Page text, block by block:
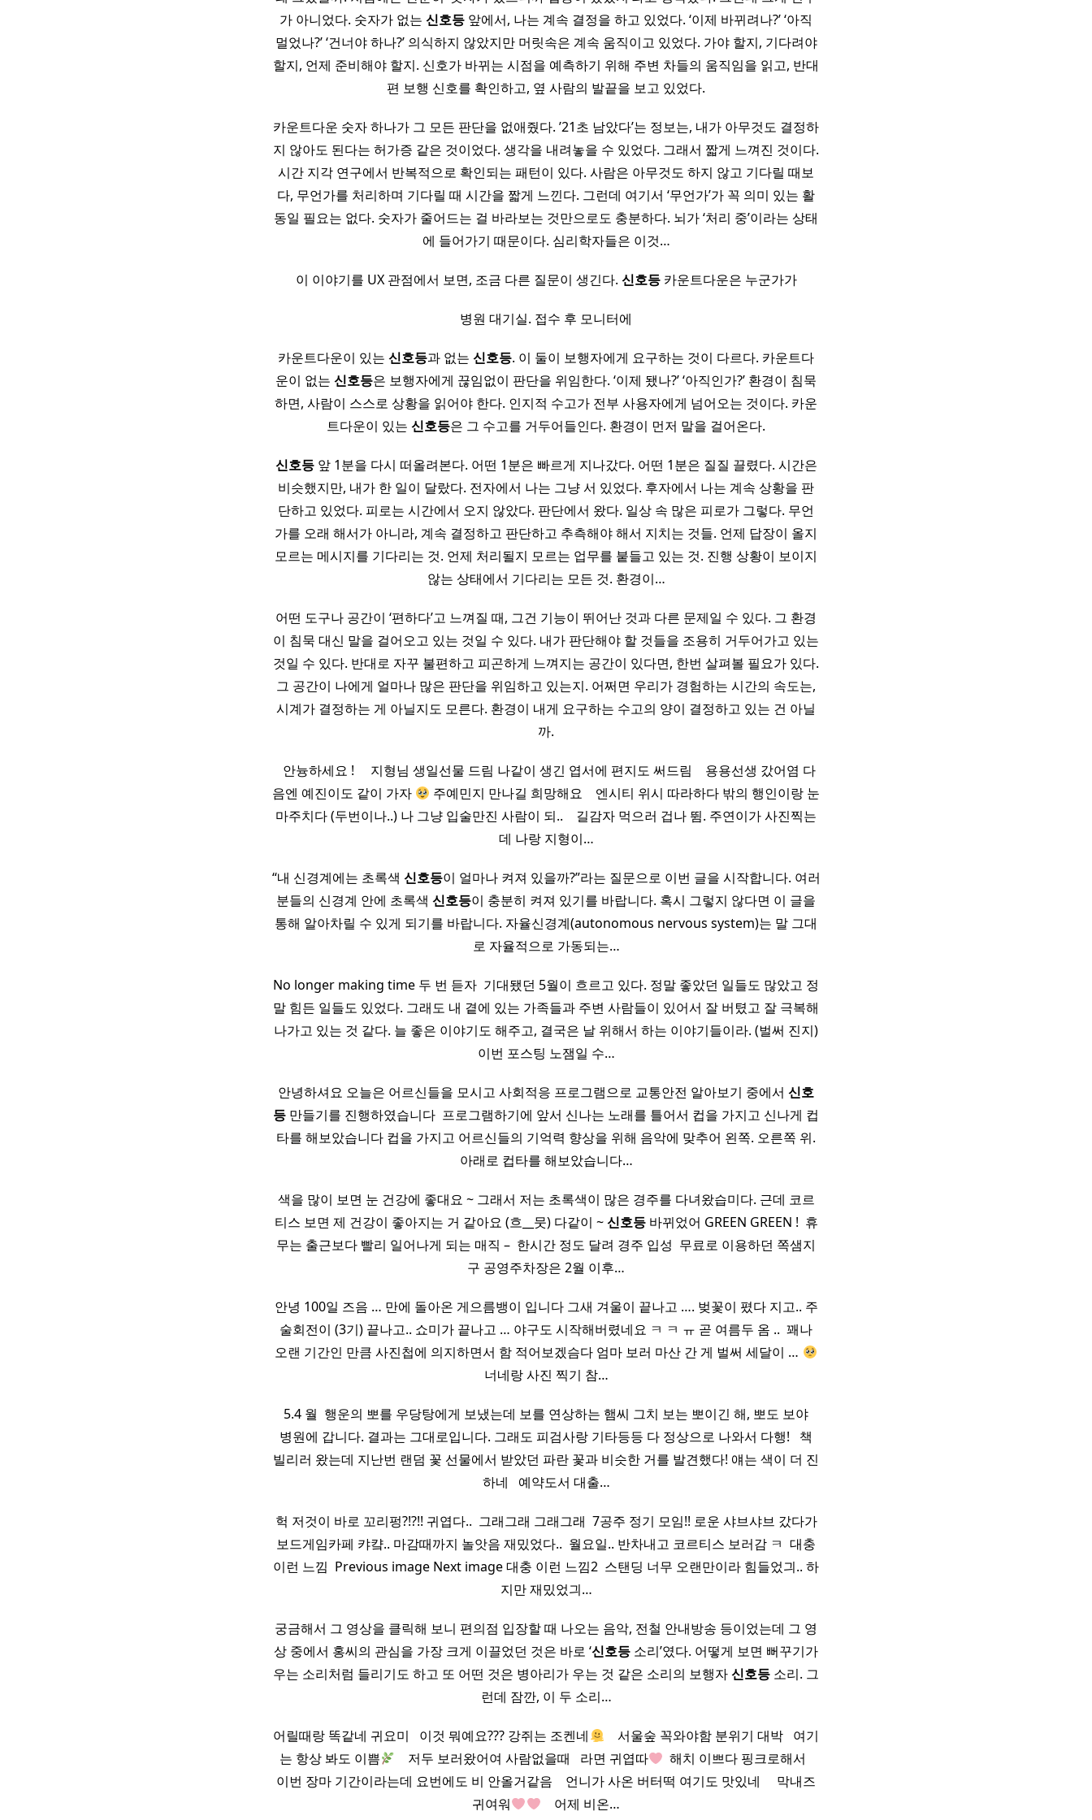
가 아니었다. 숫자가 없는 신호등 앞에서, 나는 계속 결정을 하고 있었다. ‘이제 바뀌려나?’ ‘아직
멀었나?’ ‘건너야 하나?’ 의식하지 않았지만 머릿속은 계속 움직이고 있었다. 가야 할지, 기다려야
할지, 언제 준비해야 할지. 신호가 바뀌는 시점을 예측하기 위해 주변 차들의 움직임을 읽고, 반대
편 보행 신호를 확인하고, 옆 사람의 발끝을 보고 있었다.
카운트다운 숫자 하나가 그 모든 판단을 없애줬다. ’21초 남았다’는 정보는, 내가 아무것도 결정하
지 않아도 된다는 허가증 같은 것이었다. 생각을 내려놓을 수 있었다. 그래서 짧게 느껴진 것이다.
시간 지각 연구에서 반복적으로 확인되는 패턴이 있다. 사람은 아무것도 하지 않고 기다릴 때보
다, 무언가를 처리하며 기다릴 때 시간을 짧게 느낀다. 그런데 여기서 ‘무언가’가 꼭 의미 있는 활
동일 필요는 없다. 숫자가 줄어드는 걸 바라보는 것만으로도 충분하다. 뇌가 ‘처리 중’이라는 상태
에 들어가기 때문이다. 심리학자들은 이것…
이 이야기를 UX 관점에서 보면, 조금 다른 질문이 생긴다. 신호등카운트다운은 누군가가
병원 대기실. 접수 후 모니터에
카운트다운이 있는 신호등과 없는 신호등. 이 둘이 보행자에게 요구하는 것이 다르다. 카운트다
운이 없는 신호등은 보행자에게 끊임없이 판단을 위임한다. ‘이제 됐나?’ ‘아직인가?’ 환경이 침묵
하면, 사람이 스스로 상황을 읽어야 한다. 인지적 수고가 전부 사용자에게 넘어오는 것이다. 카운
트다운이 있는 신호등은 그 수고를 거두어들인다. 환경이 먼저 말을 걸어온다.
신호등앞 1분을 다시 떠올려본다. 어떤 1분은 빠르게 지나갔다. 어떤 1분은 질질 끌렸다. 시간은
비슷했지만, 내가 한 일이 달랐다. 전자에서 나는 그냥 서 있었다. 후자에서 나는 계속 상황을 판
단하고 있었다. 피로는 시간에서 오지 않았다. 판단에서 왔다. 일상 속 많은 피로가 그렇다. 무언
가를 오래 해서가 아니라, 계속 결정하고 판단하고 추측해야 해서 지치는 것들. 언제 답장이 올지
모르는 메시지를 기다리는 것. 언제 처리될지 모르는 업무를 붙들고 있는 것. 진행 상황이 보이지
않는 상태에서 기다리는 모든 것. 환경이…
어떤 도구나 공간이 ‘편하다’고 느껴질 때, 그건 기능이 뛰어난 것과 다른 문제일 수 있다. 그 환경
이 침묵 대신 말을 걸어오고 있는 것일 수 있다. 내가 판단해야 할 것들을 조용히 거두어가고 있는
것일 수 있다. 반대로 자꾸 불편하고 피곤하게 느껴지는 공간이 있다면, 한번 살펴볼 필요가 있다.
그 공간이 나에게 얼마나 많은 판단을 위임하고 있는지. 어쩌면 우리가 경험하는 시간의 속도는,
시계가 결정하는 게 아닐지도 모른다. 환경이 내게 요구하는 수고의 양이 결정하고 있는 건 아닐
까.
​ ​ 안늉하세요 ! ​ ​ ​ ​ 지형님 생일선물 드림 나같이 생긴 엽서에 편지도 써드림 ​ ​ ​ 용용선생 갔어염 다
음엔 예진이도 같이 가자
주예민지 만나길 희망해요 ​ ​ ​ 엔시티 위시 따라하다 밖의 행인이랑 눈
마주치다 (두번이나..) 나 그냥 입술만진 사람이 되.. ​ ​ ​ 길감자 먹으러 겁나 뜀. 주연이가 사진찍는
데 나랑 지형이…
“내 신경계에는 초록색 신호등이 얼마나 켜져 있을까?”라는 질문으로 이번 글을 시작합니다. 여러
분들의 신경계 안에 초록색 신호등이 충분히 켜져 있기를 바랍니다. 혹시 그렇지 않다면 이 글을
통해 알아차릴 수 있게 되기를 바랍니다. 자율신경계(autonomous nervous system)는 말 그대
로 자율적으로 가동되는…
No longer making time 두 번 듣자 ​ 기대됐던 5월이 흐르고 있다. 정말 좋았던 일들도 많았고 정
말 힘든 일들도 있었다. 그래도 내 곁에 있는 가족들과 주변 사람들이 있어서 잘 버텼고 잘 극복해
나가고 있는 것 같다. 늘 좋은 이야기도 해주고, 결국은 날 위해서 하는 이야기들이라. (벌써 진지)
이번 포스팅 노잼일 수…
안녕하셔요 오늘은 어르신들을 모시고 사회적응 프로그램으로 교통안전 알아보기 중에서 신호
등 만들기를 진행하였습니다 ​ 프로그램하기에 앞서 신나는 노래를 틀어서 컵을 가지고 신나게 컵
타를 해보았습니다 컵을 가지고 어르신들의 기억력 향상을 위해 음악에 맞추어 왼쪽. 오른쪽 위.
아래로 컵타를 해보았습니다…
색을 많이 보면 눈 건강에 좋대요 ~ 그래서 저는 초록색이 많은 경주를 다녀왔습미다. 근데 코르
티스 보면 제 건강이 좋아지는 거 같아요 (흐__뭇) 다같이 ~신호등바뀌었어 GREEN GREEN ! ​ 휴
무는 출근보다 빨리 일어나게 되는 매직 – ​ 한시간 정도 달려 경주 입성 ​ 무료로 이용하던 쪽샘지
구 공영주차장은 2월 이후…
안녕 100일 즈음 … 만에 돌아온 게으름뱅이 입니다 그새 겨울이 끝나고 …. 벚꽃이 폈다 지고.. 주
술회전이 (3기) 끝나고.. 쇼미가 끝나고 … 야구도 시작해버렸네요 ㅋ ㅋ ㅠ 곧 여름두 옴 .. ​ 꽤나
오랜 기간인 만큼 사진첩에 의지하면서 함 적어보겠슴다 엄마 보러 마산 간 게 벌써 세달이 …
너네랑 사진 찍기 참…
​ ​ 5.4 월 ​ 행운의 뽀를 우당탕에게 보냈는데 보를 연상하는 햄씨 그치 보는 뽀이긴 해, 뽀도 보야 ​ ​
병원에 갑니다. 결과는 그대로입니다. 그래도 피검사랑 기타등등 다 정상으로 나와서 다행! ​ ​ 책
빌리러 왔는데 지난번 랜덤 꽃 선물에서 받았던 파란 꽃과 비슷한 거를 발견했다! 얘는 색이 더 진
하네 ​ ​ 예약도서 대출…
헉 저것이 바로 꼬리펑?!?!! 귀엽다.. ​ 그래그래 그래그래 ​ 7공주 정기 모임!! 로운 샤브샤브 갔다가
보드게임카페 캬컄.. 마감때까지 놀앗음 재밌었다.. ​ 월요일.. 반차내고 코르티스 보러감 ㅋ ​ 대충
이런 느낌 ​ Previous image Next image 대충 이런 느낌2 ​ 스탠딩 너무 오랜만이라 힘들었긔.. 하
지만 재밌었긔…
궁금해서 그 영상을 클릭해 보니 편의점 입장할 때 나오는 음악, 전철 안내방송 등이었는데 그 영
상 중에서 홍씨의 관심을 가장 크게 이끌었던 것은 바로 ‘신호등 소리’였다. 어떻게 보면 뻐꾸기가
우는 소리처럼 들리기도 하고 또 어떤 것은 병아리가 우는 것 같은 소리의 보행자신호등 소리. 그
런데 잠깐, 이 두 소리…
어릴때랑 똑같네 귀요미 ​ ​ 이것 뭐예요??? 강쥐는 조켄네
​ ​ ​ 서울숲 꼭와야함 분위기 대박 ​ ​ 여기
는 항상 봐도 이쁨
​ ​ ​ 저두 보러왔어여 사람없을때 ​ ​ 라면 귀엽따
​ 해치 이쁘다 핑크로해서 ​ ​
이번 장마 기간이라는데 요번에도 비 안올거같음 ​ ​ ​ 언니가 사온 버터떡 여기도 맛있네 ​ ​ ​ ​ 막내즈
귀여워
​ ​ ​ 어제 비온…